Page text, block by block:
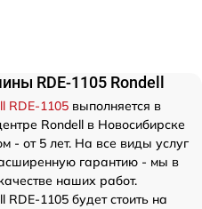
RDE-1105 Rondell
RDE-1105 выполняется в
Rondell в Новосибирске
- от 5 лет. На все виды услуг
гарантию - мы в
наших работ.
1105 будет стоить на